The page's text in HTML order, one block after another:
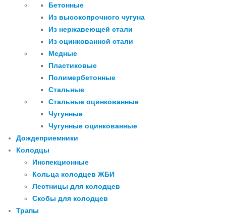
Бетонные
Из высокопрочного чугуна
Из нержавеющей стали
Из оцинкованной стали
Медные
Пластиковые
Полимербетонные
Стальные
Стальные оцинкованные
Чугунные
Чугунные оцинкованные
Дождеприемники
Колодцы
Инспекционные
Кольца колодцев ЖБИ
Лестницы для колодцев
Скобы для колодцев
Трапы